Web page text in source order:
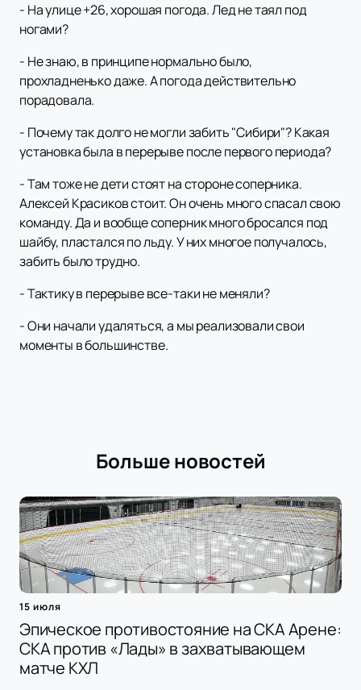
- На улице +26, хорошая погода. Лед не таял под
ногами?
- Не знаю, в принципе нормально было,
прохладненько даже. А погода действительно
порадовала.
- Почему так долго не могли забить "Сибири"? Какая
установка была в перерыве после первого периода?
- Там тоже не дети стоят на стороне соперника.
Алексей Красиков стоит. Он очень много спасал свою
команду. Да и вообще соперник много бросался под
шайбу, пластался по льду. У них многое получалось,
забить было трудно.
- Тактику в перерыве все-таки не меняли?
- Они начали удаляться, а мы реализовали свои
моменты в большинстве.
Больше новостей
15 июля
Эпическое противостояние на СКА Арене:
СКА против «Лады» в захватывающем
матче КХЛ